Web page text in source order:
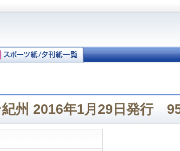
州 2016年1月29日発行